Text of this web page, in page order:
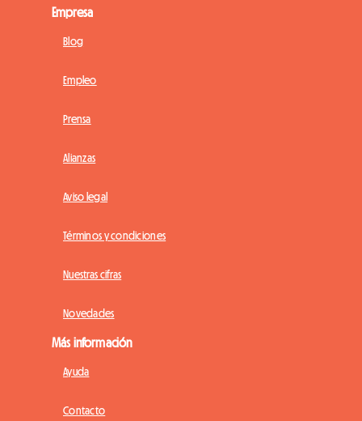
Empresa
Blog
Empleo
Prensa
Alianzas
Aviso legal
Términos y condiciones
Nuestras cifras
Novedades
Más información
Ayuda
Contacto